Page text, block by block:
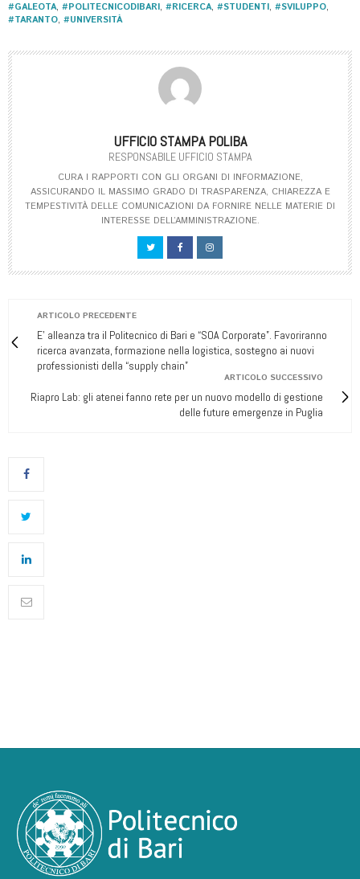
#GALEOTA, #POLITECNICODIBARI, #RICERCA, #STUDENTI, #SVILUPPO,
#TARANTO, #UNIVERSITÀ
UFFICIO STAMPA POLIBA
RESPONSABILE UFFICIO STAMPA
CURA I RAPPORTI CON GLI ORGANI DI INFORMAZIONE,
ASSICURANDO IL MASSIMO GRADO DI TRASPARENZA, CHIAREZZA E
TEMPESTIVITÀ DELLE COMUNICAZIONI DA FORNIRE NELLE MATERIE DI
INTERESSE DELL’AMMINISTRAZIONE.
ARTICOLO PRECEDENTE
E' alleanza tra il Politecnico di Bari e “SOA Corporate”. Favoriranno
ricerca avanzata, formazione nella logistica, sostegno ai nuovi
professionisti della “supply chain”
ARTICOLO SUCCESSIVO
Riapro Lab: gli atenei fanno rete per un nuovo modello di gestione
delle future emergenze in Puglia